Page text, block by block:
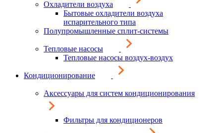
Охладители воздуха
Бытовые охладители воздуха
испарительного типа
Полупромышленные сплит-системы
Тепловые насосы
Тепловые насосы воздух-воздух
Кондиционирование
Аксессуары для систем кондиционирования
Фильтры для кондиционеров